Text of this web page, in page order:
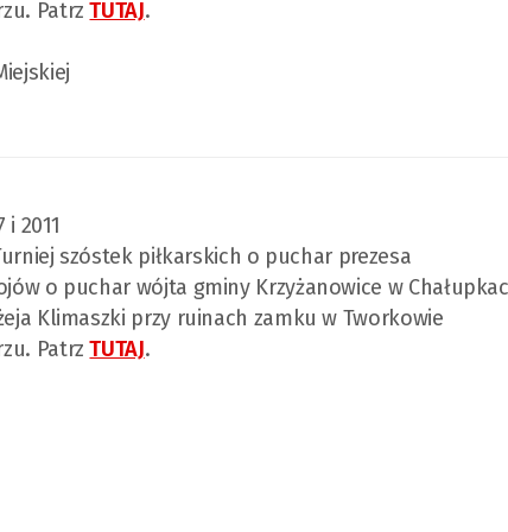
PatrzTUTAJ.
2011
szóstek piłkarskich o puchar prezesa
o puchar wójta gminy Krzyżanowice w
Klimaszki przy ruinach zamku w Tworkowie
PatrzTUTAJ.